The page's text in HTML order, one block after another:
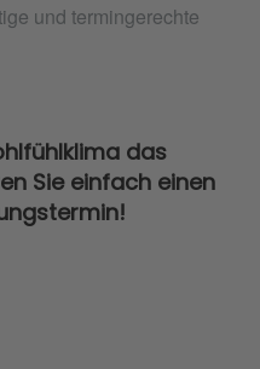
und termingerechte
das
Sie einfach einen